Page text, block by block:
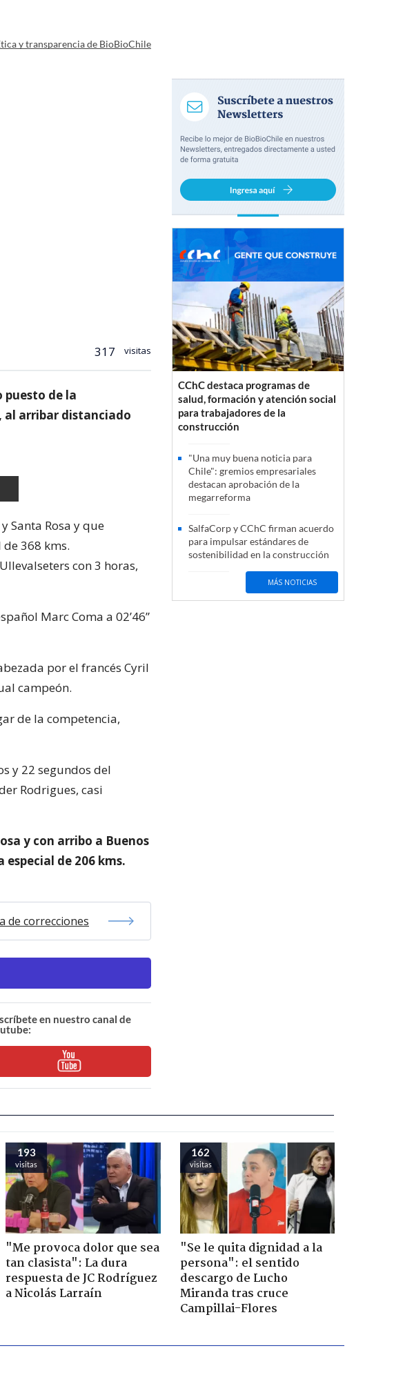
y transparencia de BioBioChile
317 visitas
puesto de la
al arribar distanciado
Santa Rosa y que
368 kms.
con 3 horas,
Marc Coma a 02’46”
por el francés Cyril
campeón.
de la competencia,
y 22 segundos del
Rodrigues, casi
y con arribo a Buenos
de 206 kms.
de correcciones
en nuestro canal de
CChC destaca programas de
salud, formación y atención social
para trabajadores de la
construcción
"Una muy buena noticia para
Chile": gremios empresariales
destacan aprobación de la
megarreforma
SalfaCorp y CChC firman acuerdo
para impulsar estándares de
sostenibilidad en la construcción
MÁS NOTICIAS
193
visitas
"Me provoca dolor que sea
tan clasista": La dura
respuesta de JC Rodríguez
a Nicolás Larraín
162
visitas
"Se le quita dignidad a la
persona": el sentido
descargo de Lucho
Miranda tras cruce
Campillai-Flores